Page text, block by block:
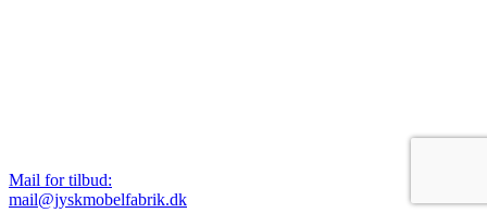
Mail for tilbud:
mail@jyskmobelfabrik.dk